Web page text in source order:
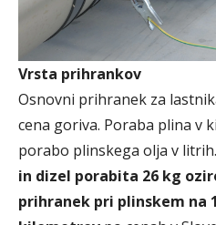
Vrsta prihrankov
Osnovni prihranek za
cena goriva. Poraba plina v
porabo plinskega olja v litrih.
in dizel porabita 26 kg
prihranek pri plinskem na